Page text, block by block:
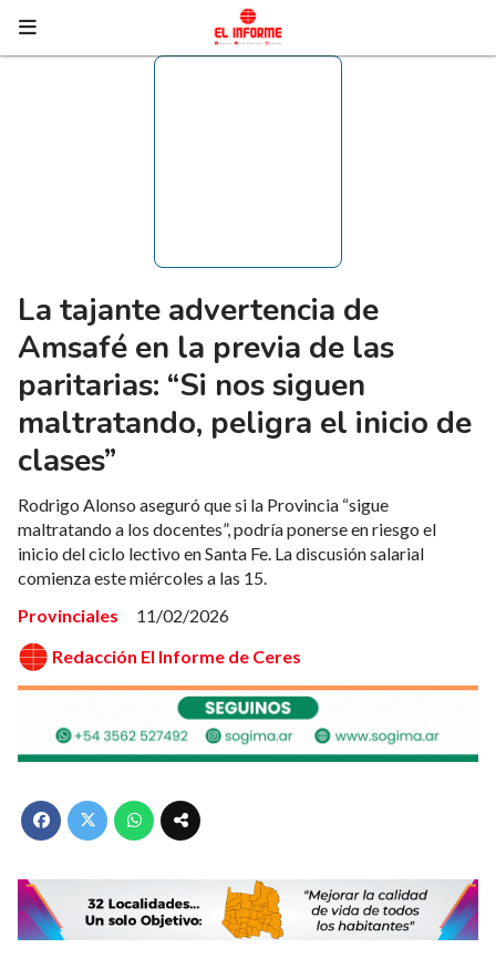
La tajante advertencia de
Amsafé en la previa de las
paritarias: “Si nos siguen
maltratando, peligra el inicio de
clases”
Rodrigo Alonso aseguró que si la Provincia “sigue
maltratando a los docentes”, podría ponerse en riesgo el
inicio del ciclo lectivo en Santa Fe. La discusión salarial
comienza este miércoles a las 15.
Provinciales
11/02/2026
Redacción El Informe de Ceres